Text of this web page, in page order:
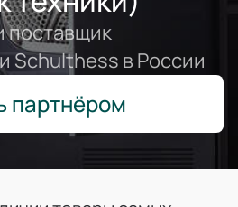
поставщик
Schulthess в России
партнёром